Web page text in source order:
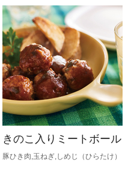
きのこ入りミートボール
豚ひき肉,玉ねぎ,しめじ（ひらたけ）